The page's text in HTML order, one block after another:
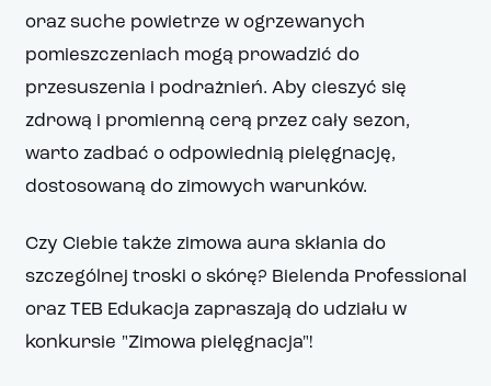
oraz suche powietrze w ogrzewanych
pomieszczeniach mogą prowadzić do
przesuszenia i podrażnień. Aby cieszyć się
zdrową i promienną cerą przez cały sezon,
warto zadbać o odpowiednią pielęgnację,
dostosowaną do zimowych warunków.
Czy Ciebie także zimowa aura skłania do
szczególnej troski o skórę? Bielenda Professional
oraz TEB Edukacja zapraszają do udziału w
konkursie "Zimowa pielęgnacja"!